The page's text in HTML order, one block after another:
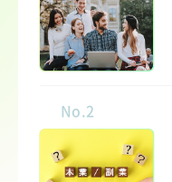
No.2